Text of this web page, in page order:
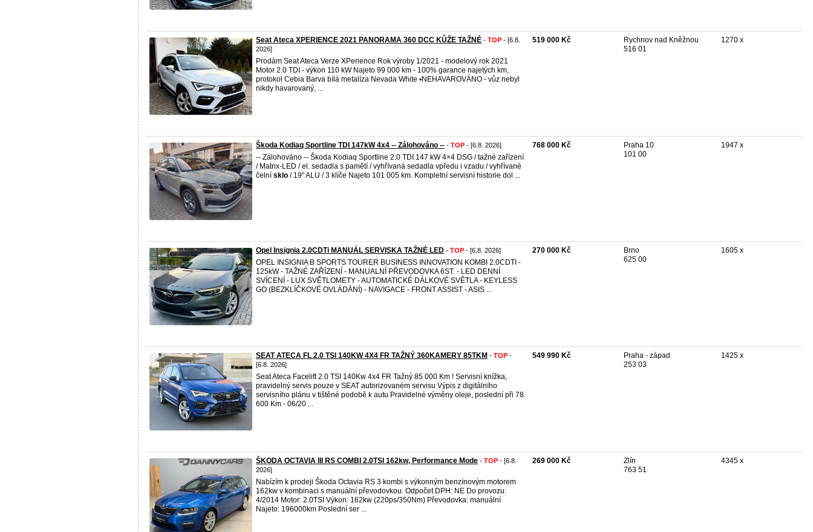
Seat Ateca XPERIENCE 2021 PANORAMA 360 DCC KŮŽE TAŽNÉ - TOP - [6.8.
2026]
Prodám Seat Ateca Verze XPerience Rok výroby 1/2021 - modelový rok 2021
Motor 2.0 TDI - výkon 110 kW Najeto 99 000 km - 100% garance najetých km,
protokol Cebia Barva bílá metalíza Nevada White ▪️NEHAVAROVÁNO - vůz nebyl
nikdy havarovaný, ...
519 000 Kč
Rychnov nad Kněžnou
516 01
1270 x
Škoda Kodiaq Sportline TDI 147kW 4x4 -- Zálohováno -- - TOP - [6.8. 2026]
-- Zálohováno -- Škoda Kodiaq Sportline 2.0 TDI 147 kW 4×4 DSG / tažné zařízení
/ Matrix-LED / el. sedadla s pamětí / vyhřívaná sedadla vpředu i vzadu / vyhřívané
čelní sklo / 19" ALU / 3 klíče Najeto 101 005 km. Kompletní servisní historie dol ...
768 000 Kč
Praha 10
101 00
1947 x
Opel Insignia 2.0CDTi MANUÁL SERVISKA TAŽNÉ LED - TOP - [6.8. 2026]
OPEL INSIGNIA B SPORTS TOURER BUSINESS INNOVATION KOMBI 2.0CDTI -
125kW - TAŽNÉ ZAŘÍZENÍ - MANUALNÍ PŘEVODOVKA 6ST. - LED DENNÍ
SVÍCENÍ - LUX SVĚTLOMETY - AUTOMATICKÉ DÁLKOVÉ SVĚTLA - KEYLESS
GO (BEZKLÍČKOVÉ OVLÁDÁNÍ) - NAVIGACE - FRONT ASSIST - ASIS ...
270 000 Kč
Brno
625 00
1605 x
SEAT ATECA FL 2.0 TSI 140KW 4X4 FR TAŽNÝ 360KAMERY 85TKM - TOP -
[6.8. 2026]
Seat Ateca Facelift 2.0 TSI 140Kw 4x4 FR Tažný 85 000 Km ! Servisní knížka,
pravidelný servis pouze v SEAT autorizovaném servisu Výpis z digitálního
servisního plánu v tištěné podobě k autu Pravidelné výměny oleje, poslední při 78
600 Km - 06/20 ...
549 990 Kč
Praha - západ
253 03
1425 x
ŠKODA OCTAVIA III RS COMBI 2.0TSI 162kw, Performance Mode - TOP - [6.8.
2026]
Nabízím k prodeji Škoda Octavia RS 3 kombi s výkonným benzínovým motorem
162kw v kombinaci s manuální převodovkou. Odpočet DPH: NE Do provozu:
4/2014 Motor: 2.0TSI Výkon: 162kw (220ps/350Nm) Převodovka: manuální
Najeto: 196000km Poslední ser ...
269 000 Kč
Zlín
763 51
4345 x